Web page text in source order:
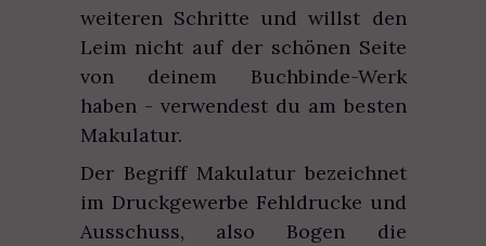
weiteren Schritte und willst den
Leim nicht auf der schönen Seite
von deinem Buchbinde-Werk
haben - verwendest du am besten
Makulatur.
Der Begriff Makulatur bezeichnet
im Druckgewerbe Fehldrucke und
Ausschuss, also Bogen die